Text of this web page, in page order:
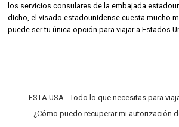
los servicios consulares de la embajada
dicho, el visado estadounidense cuesta mucho
puede ser tu única opción para viajar a Estados
ESTA USA - Todo lo que necesitas para
¿Cómo puedo recuperar mi autorización